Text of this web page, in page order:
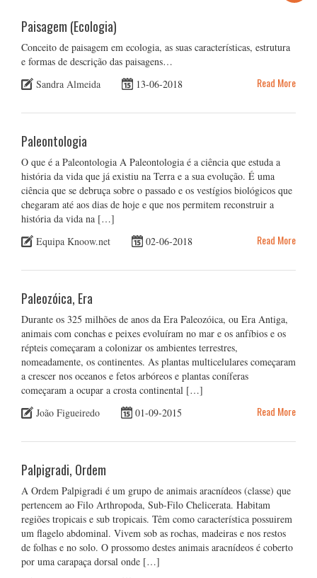
Paisagem (Ecologia)
Conceito de paisagem em ecologia, as suas características, estrutura
e formas de descrição das paisagens…
Sandra Almeida
13-06-2018 Read More
Paleontologia
O que é a Paleontologia A Paleontologia é a ciência que estuda a
história da vida que já existiu na Terra e a sua evolução. É uma
ciência que se debruça sobre o passado e os vestígios biológicos que
chegaram até aos dias de hoje e que nos permitem reconstruir a
história da vida na […]
Equipa Knoow.net
02-06-2018 Read More
Paleozóica, Era
Durante os 325 milhões de anos da Era Paleozóica, ou Era Antiga,
animais com conchas e peixes evoluíram no mar e os anfíbios e os
répteis começaram a colonizar os ambientes terrestres,
nomeadamente, os continentes. As plantas multicelulares começaram
a crescer nos oceanos e fetos arbóreos e plantas coníferas
começaram a ocupar a crosta continental […]
João Figueiredo
01-09-2015 Read More
Palpigradi, Ordem
A Ordem Palpigradi é um grupo de animais aracnídeos (classe) que
pertencem ao Filo Arthropoda, Sub-Filo Chelicerata. Habitam
regiões tropicais e sub tropicais. Têm como característica possuirem
um flagelo abdominal. Vivem sob as rochas, madeiras e nos restos
de folhas e no solo. O prossomo destes animais aracnídeos é coberto
por uma carapaça dorsal onde […]